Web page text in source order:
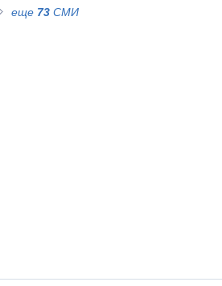
еще 73 СМИ